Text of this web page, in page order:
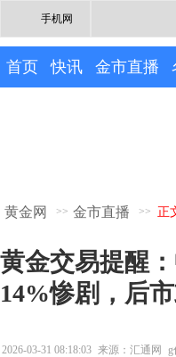
手机网
首页 快讯 金市直播
黄金网 >> 金市直播 >> 正
黄金交易提醒
14%惨剧，后
2026-03-31 08:18:03 来源：汇通网 g